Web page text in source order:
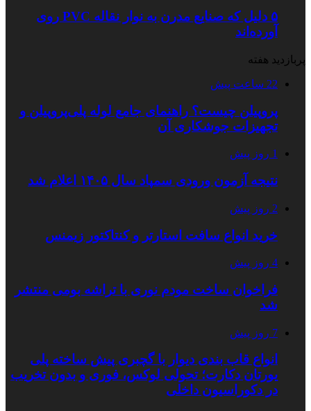
۵ دلیل که صنایع مدرن به نوار نقاله PVC روی
آورده‌اند
پربازدید هفته
22 ساعت پیش
پروپیلن چیست؟ راهنمای جامع لوله پلی‌پروپیلن و
تجهیزات جوشکاری آن
1 روز پیش
نتیجه آزمون ورودی سمپاد سال ۱۴۰۵ اعلام شد
2 روز پیش
خرید انواع سافت استارتر و کنتاکتور زیمنس
4 روز پیش
فراخوان ساخت مودم نوری با تراشه بومی منتشر
شد
7 روز پیش
انواع قاب بندی دیوار با گچبری پیش ساخته پلی
یورتان دکارت؛ تحولی لوکس، فوری و بدون تخریب
در دکوراسیون داخلی